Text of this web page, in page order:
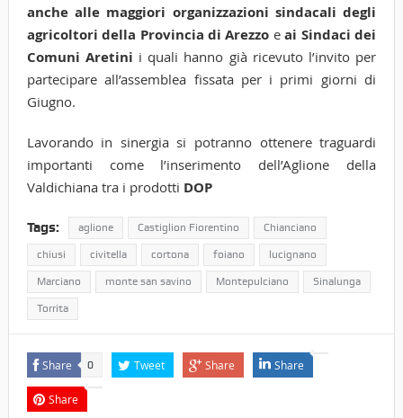
anche alle maggiori organizzazioni sindacali degli
agricoltori della Provincia di Arezzo eai Sindaci dei
Comuni Aretini i quali hanno già ricevuto l’invito per
partecipare all’assemblea fissata per i primi giorni di
Giugno.
Lavorando in sinergia si potranno ottenere traguardi
importanti come l’inserimento dell’Aglione della
Valdichiana tra i prodotti DOP
Tags: aglione Castiglion Fiorentino Chianciano
chiusi civitella cortona foiano lucignano
Marciano monte san savino Montepulciano Sinalunga
Torrita
Share 0 Tweet Share Share
Share